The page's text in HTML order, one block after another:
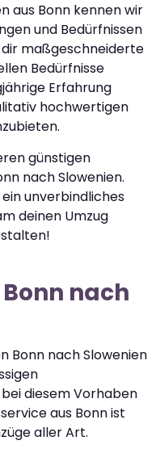
aus Bonn kennen wir
und Bedürfnissen
dir maßgeschneiderte
Bedürfnisse
Erfahrung
hochwertigen
günstigen
nach Slowenien.
unverbindliches
deinen Umzug
nach
Bonn nach Slowenien
diesem Vorhaben
aus Bonn ist
aller Art.